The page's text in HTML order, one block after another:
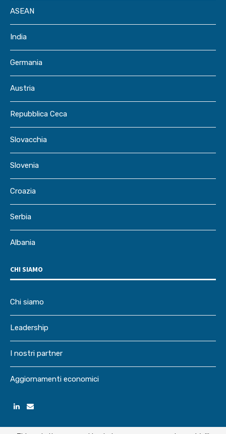
ASEAN
India
Germania
Austria
Repubblica Ceca
Slovacchia
Slovenia
Croazia
Serbia
Albania
CHI SIAMO
Chi siamo
Leadership
I nostri partner
Aggiornamenti economici